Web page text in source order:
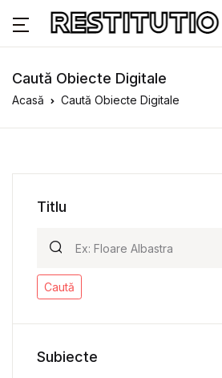
Caută Obiecte Digitale
Acasă Caută Obiecte Digitale
Titlu
Caută
Subiecte